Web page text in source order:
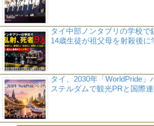
タイ中部ノンタブリの学校
14歳生徒が祖父母を射殺後に
タイ、2030年「WorldPride
ステルダムで観光PRと国際